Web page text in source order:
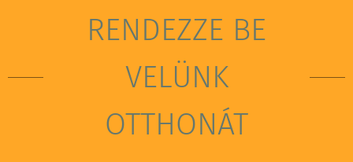
RENDEZZE BE
VELÜNK
OTTHONÁT